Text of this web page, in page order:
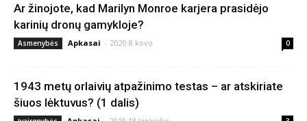
Ar žinojote, kad Marilyn Monroe karjera prasidėjo
karinių dronų gamykloje?
Asmenybės Apkasai - 2020 8 kovo 0
1943 metų orlaivių atpažinimo testas – ar atskiriate
šiuos lėktuvus? (1 dalis)